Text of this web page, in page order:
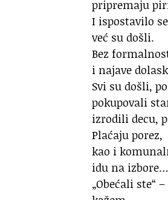
pripremaju
I ispostavilo
već su došli.
Bez
i najave
Svi su došli,
pokupovali
izrodili decu,
Plaćaju porez,
kao i
idu na
„Obećali ste“ –